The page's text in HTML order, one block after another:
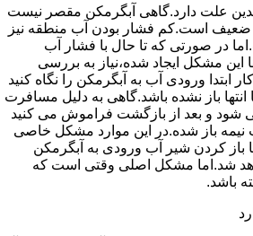
علت دارد.گاهی آبگرمکن مقصر نیست
است.کم فشار بودن آب منطقه نیز
در صورتی که تا حال با فشار آب
این مشکل ایجاد شده،نیاز به بررسی
ابتدا ورودی آب به آبگرمکن را نگاه کنید
باز نشده باشد.گاهی به دلیل مسافرت
شود و بعد از بازگشت فراموش می کنید
آب نیمه باز شده.در این موارد مشکل خاصی
باز کردن شیر آب ورودی به آبگرمکن
شد.اما مشکل اصلی وقتی است که
باشد.